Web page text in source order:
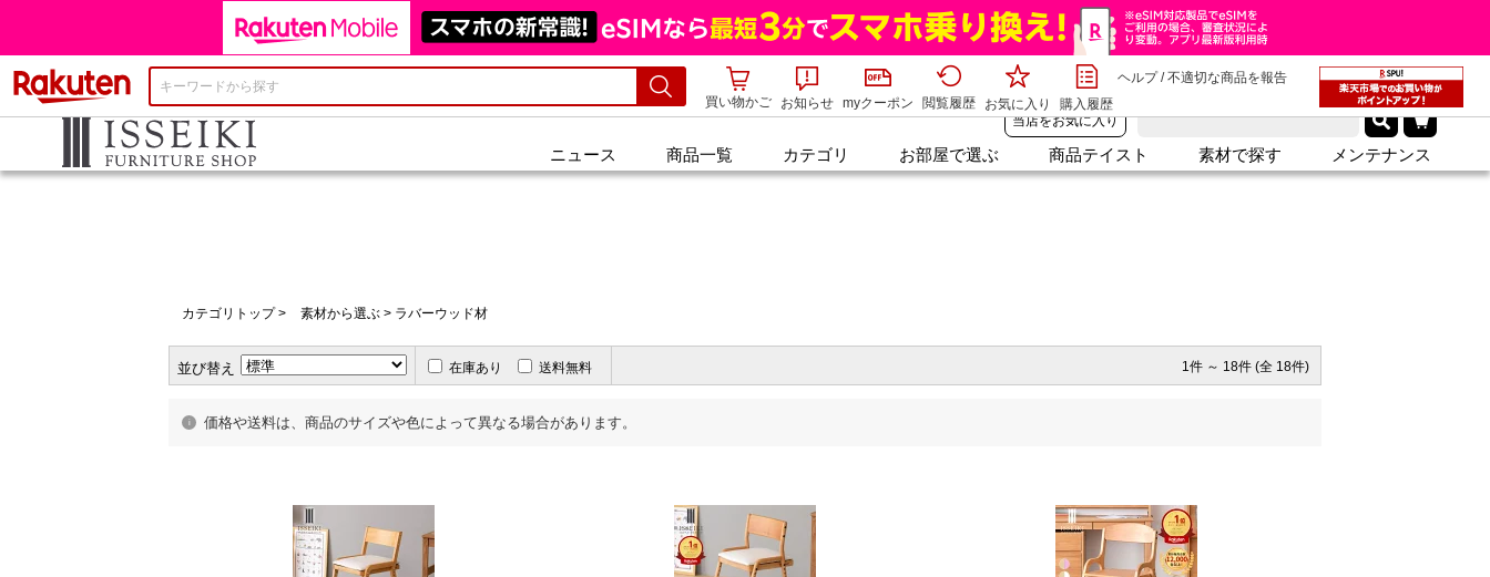
買い物かご
お知らせ myクーポン 閲覧履歴 お気に入り 購入履歴
ヘルプ/不適切な商品を報告
キャンペーン情報 偽サイトにご注意ください キッズカタログ 商品保証 決済・配送・返品 店舗レビューを見る 会社概要 お問い合わせ
当店をお気に入り
ニュース 商品一覧 カテゴリ お部屋で選ぶ 商品テイスト 素材で探す メンテナンス
カテゴリトップ> 素材から選ぶ > ラバーウッド材
並び替え 在庫あり 送料無料 1件 ～ 18件 (全 18件)
価格や送料は、商品のサイズや色によって異なる場合があります。